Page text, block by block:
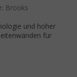
von 5 Sternen.
Brooks
und hoher
für